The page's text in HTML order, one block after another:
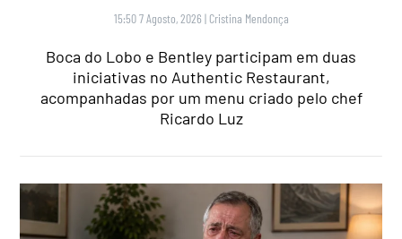
15:50 7 Agosto, 2026 | Cristina Mendonça
Boca do Lobo e Bentley participam em duas
iniciativas no Authentic Restaurant,
acompanhadas por um menu criado pelo chef
Ricardo Luz